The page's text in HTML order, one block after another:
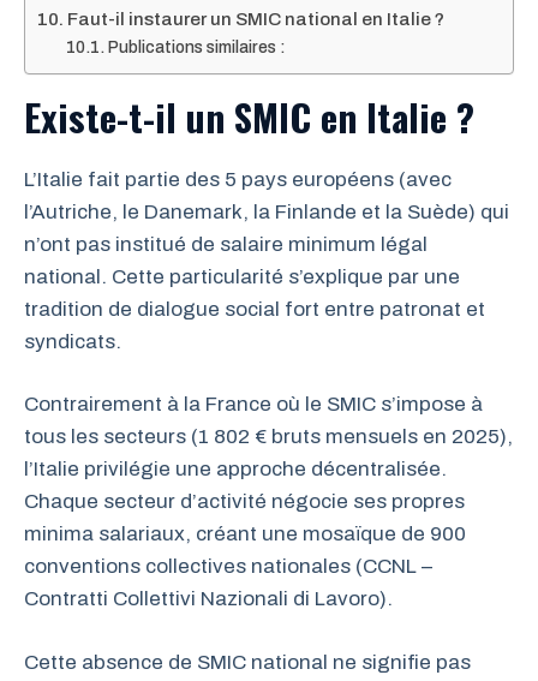
Faut-il instaurer un SMIC national en Italie ?
Publications similaires :
Existe-t-il un SMIC en Italie ?
L’Italie fait partie des 5 pays européens (avec
l’Autriche, le Danemark, la Finlande et la Suède) qui
n’ont pas institué de salaire minimum légal
national. Cette particularité s’explique par une
tradition de dialogue social fort entre patronat et
syndicats.
Contrairement à la France où le SMIC s’impose à
tous les secteurs (1 802 € bruts mensuels en 2025),
l’Italie privilégie une approche décentralisée.
Chaque secteur d’activité négocie ses propres
minima salariaux, créant une mosaïque de 900
conventions collectives nationales (CCNL –
Contratti Collettivi Nazionali di Lavoro).
Cette absence de SMIC national ne signifie pas